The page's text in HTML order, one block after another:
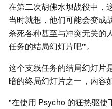
在第二次胡佛水坝战役中，
当时就想，他们可能会变成
杀死各种甚至与冲突无关的
任务的结局幻灯片吧'"。
这个支线任务的结局幻灯片
暗的终局幻灯片之一，内容
"在使用 Psycho 的狂热驱使